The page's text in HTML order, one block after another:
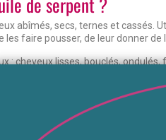
abîmés, secs, ternes et cassés.
les faire pousser, de leur donner de
: cheveux lisses, bouclés,
qu’aucune autre huile
faire pousser et leur donner
complet pour les cheveux.